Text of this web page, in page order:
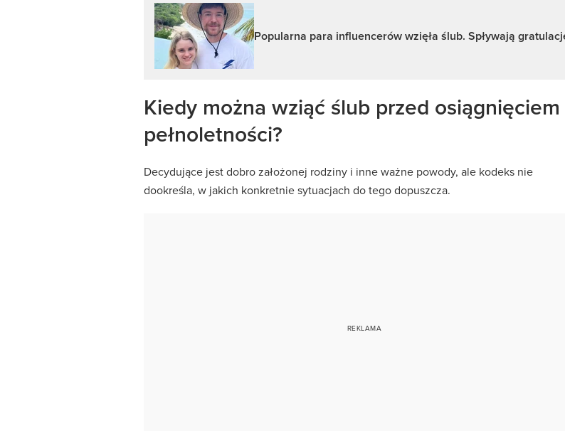
Popularna para influencerów wzięła ślub. Spływają
Kiedy można wziąć ślub przed osiągnięciem
pełnoletności?
Decydujące jest dobro założonej rodziny i inne ważne powody, ale kodeks nie
dookreśla, w jakich konkretnie sytuacjach do tego dopuszcza.